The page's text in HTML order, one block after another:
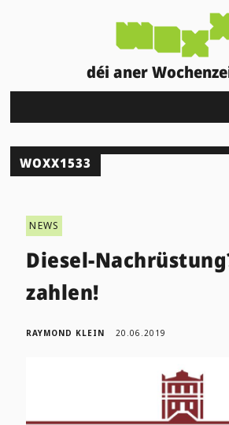
déi aner
WOXX1533
NEWS
Diesel-
zahlen!
RAYMOND KLEIN 20.06.2019